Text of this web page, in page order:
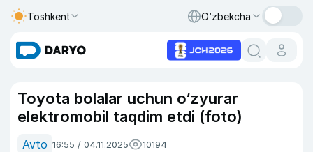
Toshkent O‘zbekcha
Toyota bolalar uchun o‘zyurar
elektromobil taqdim etdi (foto)
Avto 16:55 / 04.11.2025 10194